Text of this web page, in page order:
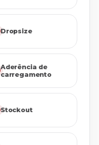
Dropsize
Aderência de
carregamento
Stockout